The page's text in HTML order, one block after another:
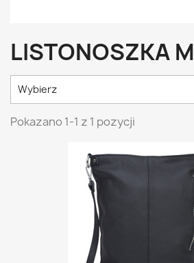
LISTONOSZKA M
Wybierz
Pokazano 1-1 z 1 pozycji